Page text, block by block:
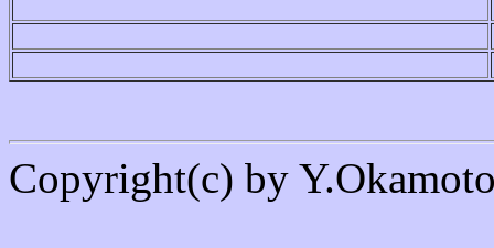
Copyright(c) by